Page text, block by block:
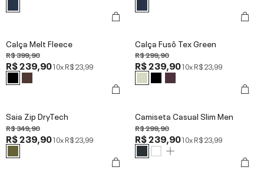
Calça Melt Fleece
R$ 399,90
R$ 239,9010xR$ 23,99
Calça Fusô Tex Green
R$ 299,90
R$ 239,9010xR$ 23,99
Saia Zip DryTech
R$ 349,90
R$ 239,9010xR$ 23,99
Camiseta Casual Slim Men
R$ 299,90
R$ 239,9010xR$ 23,99